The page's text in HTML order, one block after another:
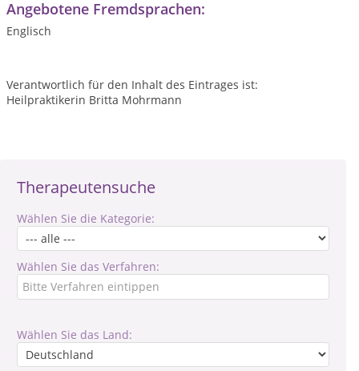
Therapeutensuche
Wählen Sie die Kategorie:
Wählen Sie das Verfahren:
Wählen Sie das Land:
Angebotene Fremdsprachen:
Englisch
Verantwortlich für den Inhalt des Eintrages ist:
Heilpraktikerin Britta Mohrmann